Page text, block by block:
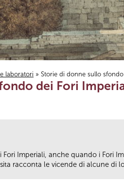
laboratori » Storie di donne sullo
dei Fori
Imperiali, anche quando i Fori
racconta le vicende di alcune di